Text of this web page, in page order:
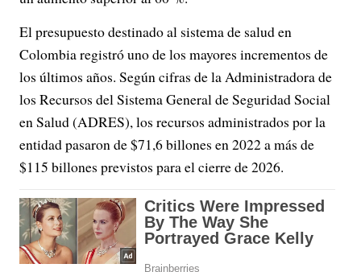
El presupuesto destinado al sistema de salud en
Colombia registró uno de los mayores incrementos de
los últimos años. Según cifras de la Administradora de
los Recursos del Sistema General de Seguridad Social
en Salud (ADRES), los recursos administrados por la
entidad pasaron de $71,6 billones en 2022 a más de
$115 billones previstos para el cierre de 2026.